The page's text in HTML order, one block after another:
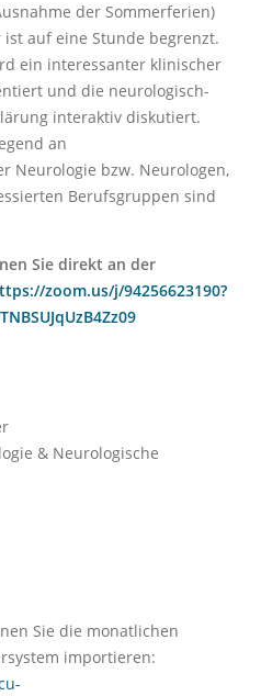
der Sommerferien)
auf eine Stunde begrenzt.
ein interessanter klinischer
und die neurologisch-
interaktiv diskutiert.
an
Neurologie bzw. Neurologen,
Berufsgruppen sind
Sie direkt an der
zoom.us/j/94256623190?
& Neurologische
Sie die monatlichen
importieren: